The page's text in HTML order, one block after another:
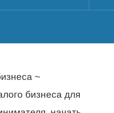
~
бизнеса для